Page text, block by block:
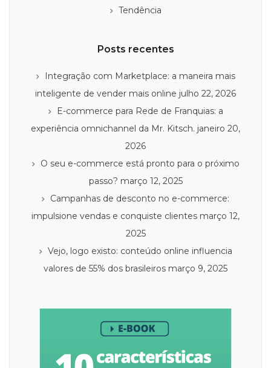
Tendência
Posts recentes
Integração com Marketplace: a maneira mais
inteligente de vender mais online julho 22, 2026
E-commerce para Rede de Franquias: a
experiência omnichannel da Mr. Kitsch. janeiro 20,
2026
O seu e-commerce está pronto para o próximo
passo? março 12, 2025
Campanhas de desconto no e-commerce:
impulsione vendas e conquiste clientes março 12,
2025
Vejo, logo existo: conteúdo online influencia
valores de 55% dos brasileiros março 9, 2025